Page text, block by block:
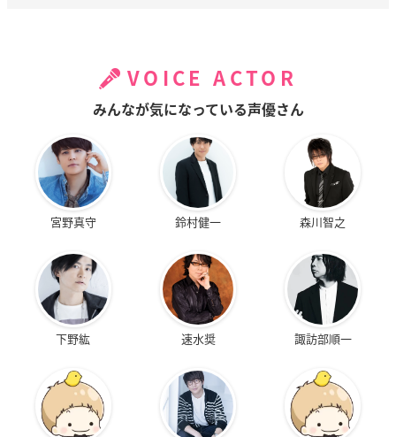
VOICE ACTOR
みんなが気になっている声優さん
宮野真守 鈴村健一 森川智之
下野紘 速水奨 諏訪部順一